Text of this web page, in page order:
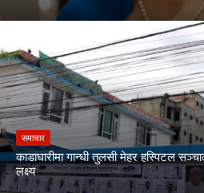
समाचार
काडाघारीमा गान्धी तुलसी मेहर हस्पिटल
लक्ष्य